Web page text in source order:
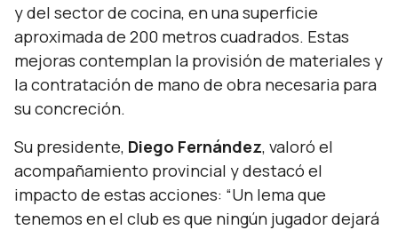
y del sector de cocina, en una superficie
aproximada de 200 metros cuadrados. Estas
mejoras contemplan la provisión de materiales y
la contratación de mano de obra necesaria para
su concreción.
Su presidente, Diego Fernández, valoró el
acompañamiento provincial y destacó el
impacto de estas acciones: “Un lema que
tenemos en el club es que ningún jugador dejará